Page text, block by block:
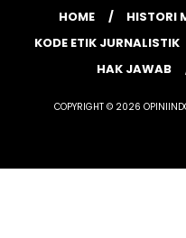
HOME HISTORI
KODE ETIK JURNALISTIK
HAK JAWAB
COPYRIGHT © 2026